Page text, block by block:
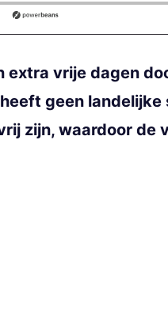
vrije dagen
geen landelijke
zijn, waardoor de